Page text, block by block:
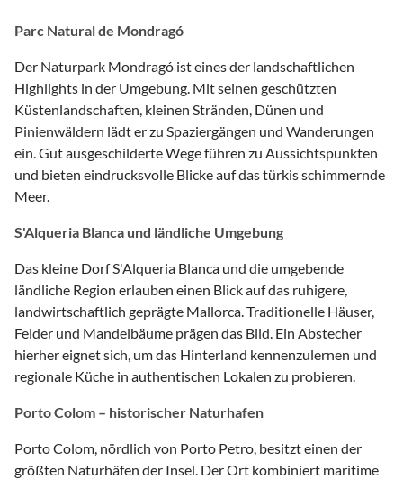
Parc Natural de Mondragó
Der Naturpark Mondragó ist eines der landschaftlichen
Highlights in der Umgebung. Mit seinen geschützten
Küstenlandschaften, kleinen Stränden, Dünen und
Pinienwäldern lädt er zu Spaziergängen und Wanderungen
ein. Gut ausgeschilderte Wege führen zu Aussichtspunkten
und bieten eindrucksvolle Blicke auf das türkis schimmernde
Meer.
S'Alqueria Blanca und ländliche Umgebung
Das kleine Dorf S'Alqueria Blanca und die umgebende
ländliche Region erlauben einen Blick auf das ruhigere,
landwirtschaftlich geprägte Mallorca. Traditionelle Häuser,
Felder und Mandelbäume prägen das Bild. Ein Abstecher
hierher eignet sich, um das Hinterland kennenzulernen und
regionale Küche in authentischen Lokalen zu probieren.
Porto Colom – historischer Naturhafen
Porto Colom, nördlich von Porto Petro, besitzt einen der
größten Naturhäfen der Insel. Der Ort kombiniert maritime